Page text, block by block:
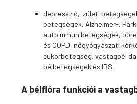
depresszió, izületi
betegségek, Alzheimer-,
autoimmun betegségek,
és COPD, nőgyógyászati
cukorbetegség, vastagbél
bélbetegségek és IBS.
A bélflóra funkciói a